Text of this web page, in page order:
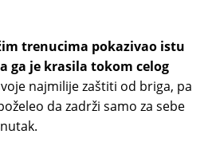
trenucima pokazivao istu
ga je krasila tokom celog
najmilije zaštiti od briga, pa
da zadrži samo za sebe